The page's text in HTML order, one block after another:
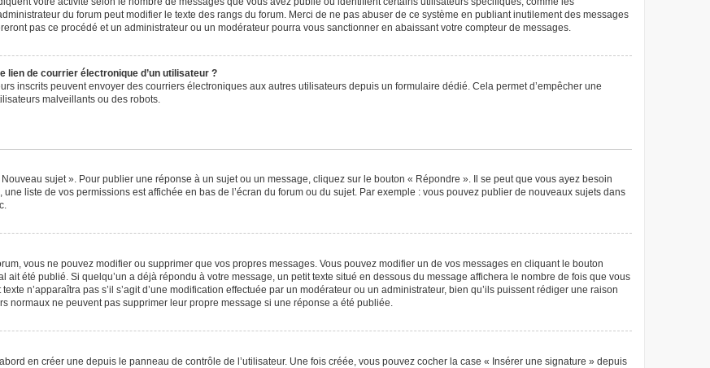
du forum peut modifier le texte des rangs du forum. Merci de ne pas abuser de ce système en publiant inutilement des messages
pas ce procédé et un administrateur ou un modérateur pourra vous sanctionner en abaissant votre compteur de messages.
lien de courrier électronique d’un utilisateur ?
inscrits peuvent envoyer des courriers électroniques aux autres utilisateurs depuis un formulaire dédié. Cela permet d’empêcher une
malveillants ou des robots.
sujet ». Pour publier une réponse à un sujet ou un message, cliquez sur le bouton « Répondre ». Il se peut que vous ayez besoin
liste de vos permissions est affichée en bas de l’écran du forum ou du sujet. Par exemple : vous pouvez publier de nouveaux sujets dans
vous ne pouvez modifier ou supprimer que vos propres messages. Vous pouvez modifier un de vos messages en cliquant le bouton
été publié. Si quelqu’un a déjà répondu à votre message, un petit texte situé en dessous du message affichera le nombre de fois que vous
n’apparaîtra pas s’il s’agit d’une modification effectuée par un modérateur ou un administrateur, bien qu’ils puissent rédiger une raison
normaux ne peuvent pas supprimer leur propre message si une réponse a été publiée.
en créer une depuis le panneau de contrôle de l’utilisateur. Une fois créée, vous pouvez cocher la case « Insérer une signature » depuis